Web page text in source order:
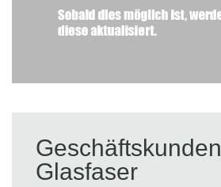
Geschäftskunden
Glasfaser